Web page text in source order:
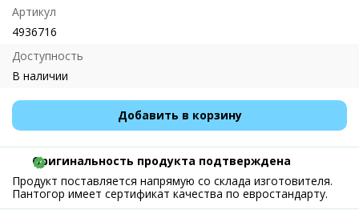
Артикул
4936716
Доступность
В наличии
Добавить в корзину
Оригинальность продукта подтверждена
Продукт поставляется напрямую со склада изготовителя.
Пантогор имеет сертификат качества по евростандарту.